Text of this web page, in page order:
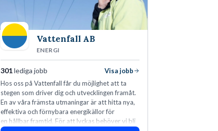
Vattenfall AB
ENERGI
301lediga jobb
Visa jobb
Hos oss på Vattenfall får du möjlighet att ta
stegen som driver dig och utvecklingen framåt.
En av våra främsta utmaningar är att hitta nya,
effektiva och förnybara energikällor för
en hållbar framtid. För att lyckas behöver vi bli